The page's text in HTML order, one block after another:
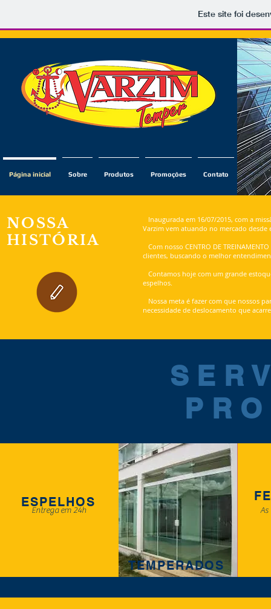
Este site foi
Página inicial Sobre Produtos Promoções Contato
NOSSA
HISTÓRIA
Inaugurada em 16/07/2015, com a
Varzim vem atuando no mercado desde
Com nosso CENTRO DE
clientes, buscando o melhor
Contamos hoje com um grande
espelhos.
Nossa meta é fazer com que nossos
necessidade de deslocamento que
ESPELHOS
Entrega em 24h
TEMPERADOS
As